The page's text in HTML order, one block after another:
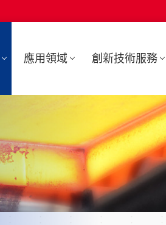
應用領域 創新技術服務